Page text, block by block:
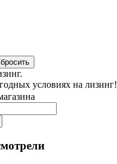
условиях на лизинг!